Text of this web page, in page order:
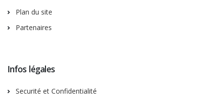
Plan du site
Partenaires
Infos légales
Securité et Confidentialité